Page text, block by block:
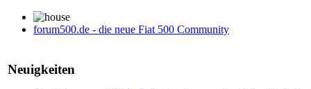
forum500.de - die neue Fiat 500 Community
Neuigkeiten